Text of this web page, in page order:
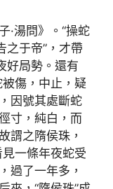
·湯問》。“操蛇
之于帝”，才帶
好局勢。還有
被傷，中止，疑
因號其處斷蛇
寸，純白，而
謂之隋侯珠，
一條年夜蛇受
過了一年多，